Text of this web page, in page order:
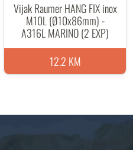
Vijak Raumer HANG FIX inox
M10L (Ø10x86mm) -
A316L MARINO (2 EXP)
12.2 KM